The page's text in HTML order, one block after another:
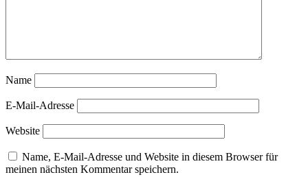
Name
E-Mail-Adresse
Website
Name, E-Mail-Adresse und Website in diesem Browser für
meinen nächsten Kommentar speichern.